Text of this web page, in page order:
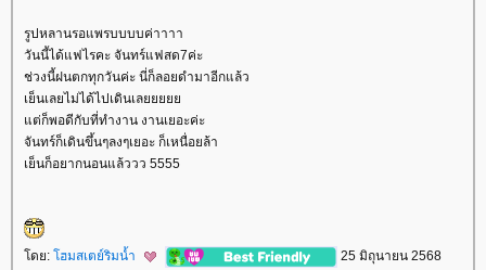
รูปหลานรอแพรบบบบค่าาาา
วันนี้ได้แฟไรคะ จันทร์แฟสด7ค่ะ
ช่วงนี้ฝนตกทุกวันค่ะ นี่ก็ลอยดำมาอีกแล้ว
เย็นเลยไม่ได้ไปเดินเล
ต่ก็พอดีกับที่ทำงาน งานเยอะค่ะ
จันทร์ก็เดินขึ้นๆลงๆเยอะ ก็เหนื่อยล้า
เย็นก็อยากนอนแล้ววว 5555
ดย: ฮมสเตย์ริมน้ำ
25 มิถุนายน 2568